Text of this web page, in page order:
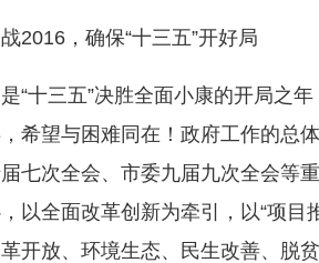
，确保“十三五”开好局
三五”决胜全面小康的开局之年
希望与困难同在！政府工作的总
七次全会、市委九届九次全会等
以全面改革创新为牵引，以“项目
开放、环境生态、民生改善、脱